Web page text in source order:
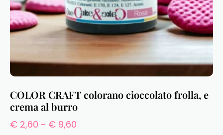
COLOR CRAFT colorano cioccolato frolla, e
crema al burro
€ 2,60 - € 9,60